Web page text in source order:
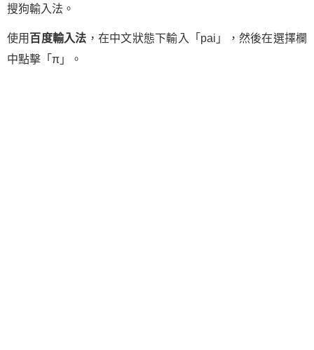
搜狗輸入法。
使用 百度輸入法 ，在中文狀態下輸入「pai」，然後在選擇欄
中點擊「π」。